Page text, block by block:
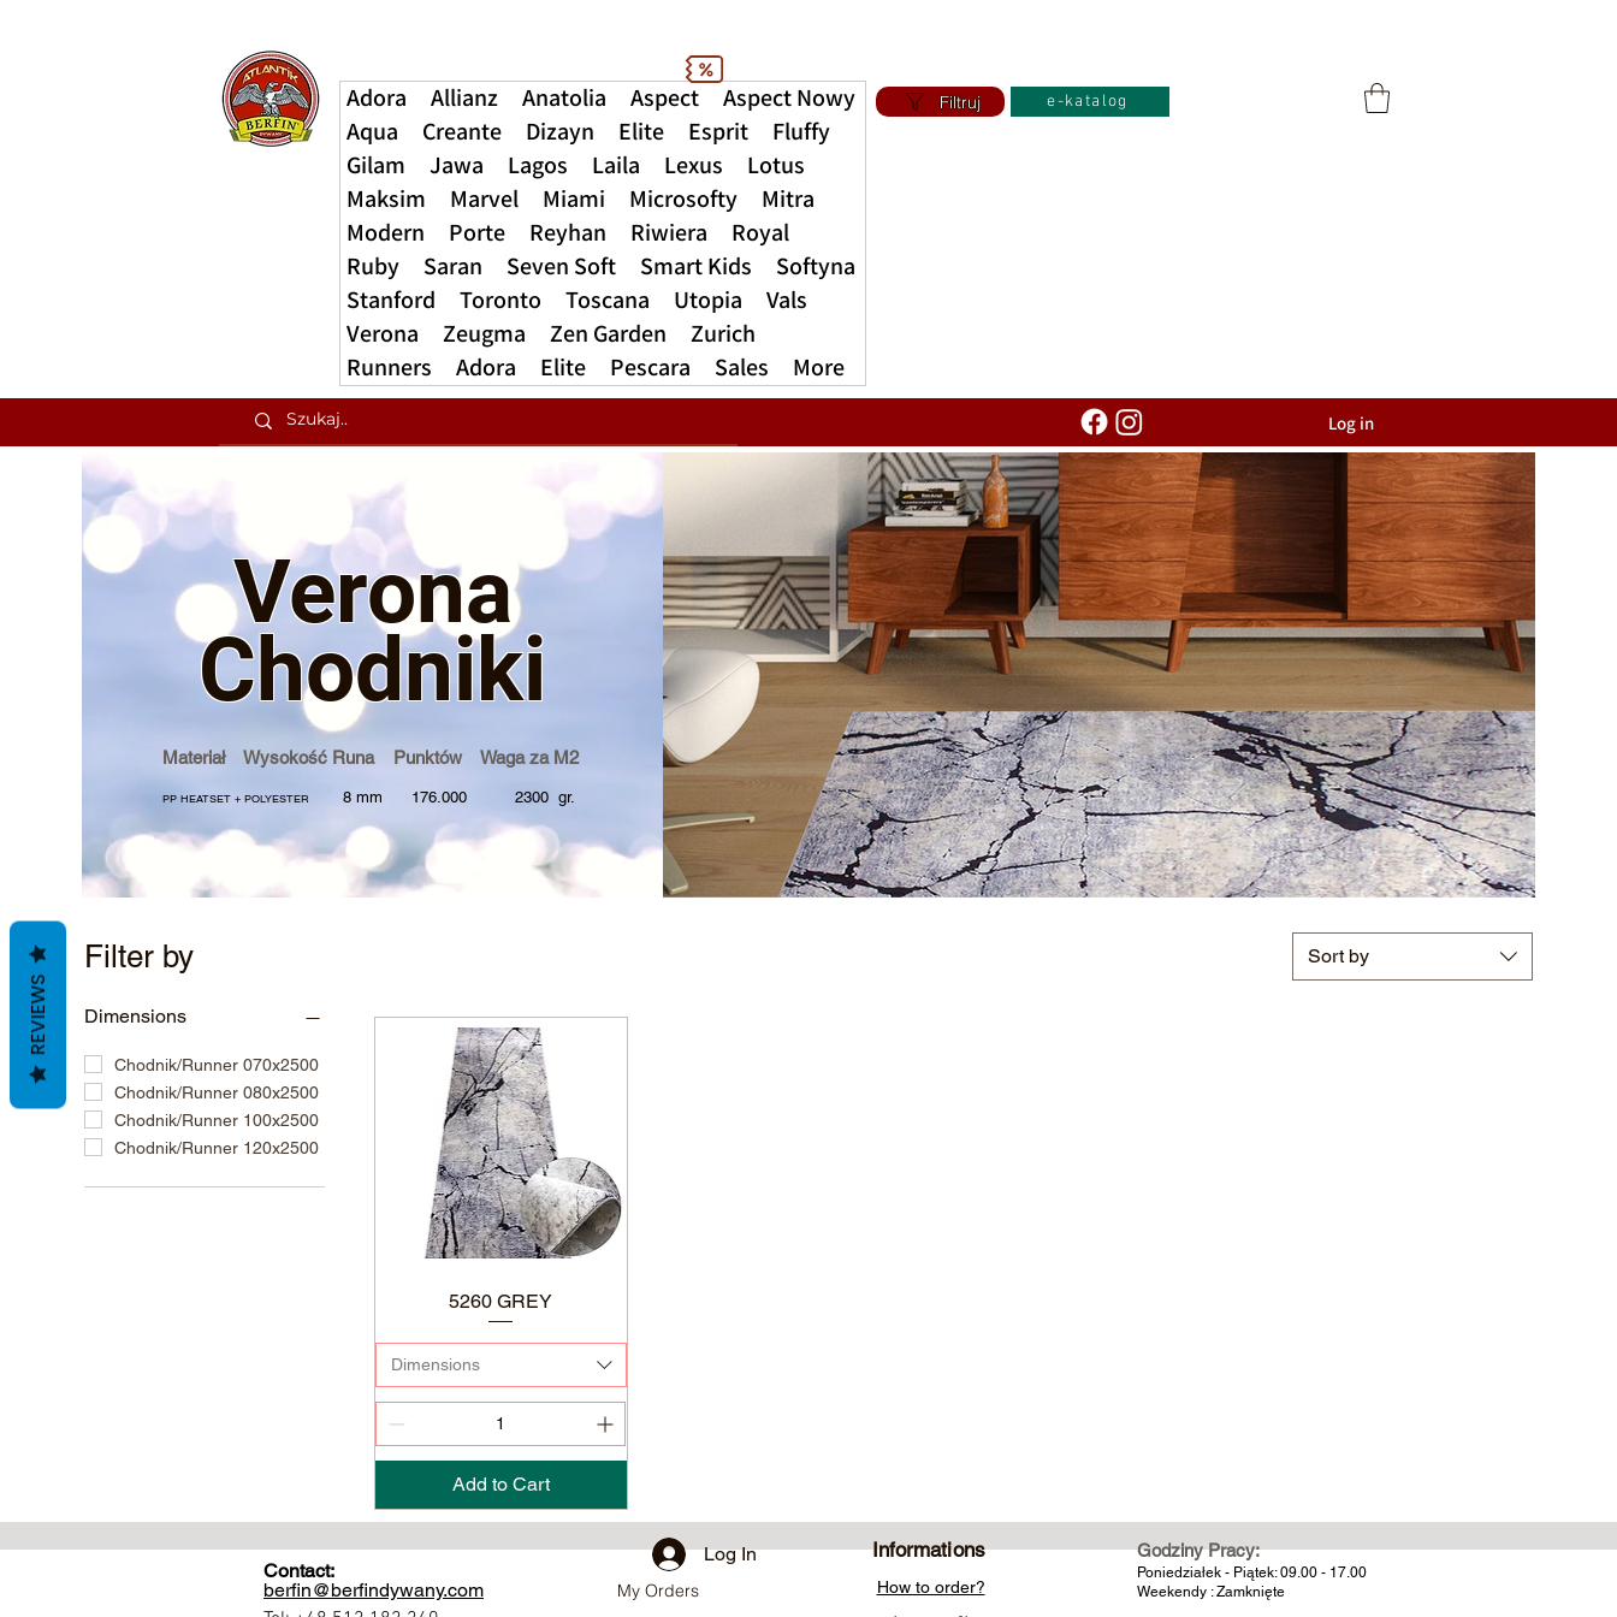
Adora Allianz Anatolia Aspect
Aspect Nowy
Aqua
Creante Dizayn Elite Esprit
Fluffy
Gilam
Jawa Lagos Laila Lexus
Lotus
Maksim
Marvel Miami Microsofty
Mitra
Modern
Porte Reyhan Riwiera
Royal
Ruby
Saran Seven Soft Smart Kids
Softyna
Stanford
Toronto Toscana Utopia
Vals
Verona
Zeugma Zen Garden
Zurich
Runners
Adora Elite Pescara Sales More
Filtruj e-katalog
Log in
Verona
Chodniki
Materiał Wysokość Runa Punktów Waga za M2
PP HEATSET + POLYESTER 8 mm 176.000 2300 gr.
Filter by
Dimensions
Chodnik/Runner 070x2500
Chodnik/Runner 080x2500
Chodnik/Runner 100x2500
Chodnik/Runner 120x2500
Sort by
5260 GREY
Dimensions
Add to Cart
Contact:
berfin@berfindywany.com
Log In Informations
My Orders
How to order?
Godziny Pracy:
Poniedziałek - Piątek: 09.00 - 17.00
Weekendy : Zamknięte
REVIEWS